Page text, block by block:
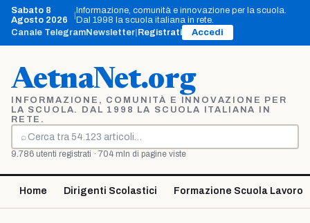
Vai
contenuto
Sabato 8
Agosto 2026
Informazione, comunità e innovazione per la scuola.
Dal 1998 la scuola italiana in rete.
Canale TelegramNewsletter Registrati Accedi
AetnaNet.org
INFORMAZIONE, COMUNITÀ E INNOVAZIONE PER
LA SCUOLA. DAL 1998 LA SCUOLA ITALIANA IN
RETE.
⌕
Cerca
9.786 utenti registrati · 704 mln di pagine viste
Home Dirigenti Scolastici Formazione Scuola Lavoro